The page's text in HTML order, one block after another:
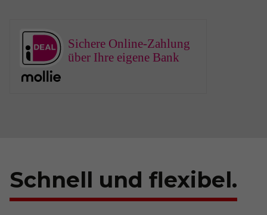
Sichere Online-Zahlung
über Ihre eigene Bank
Schnell und flexibel.